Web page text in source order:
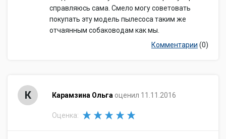
справляюсь сама. Смело могу советовать
покупать эту модель пылесоса таким же
отчаянным собаководам как мы.
Комментарии (0)
К Карамзина Ольга оценил 11.11.2016
Оценка: